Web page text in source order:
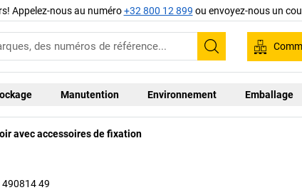
Appelez-nous au numéro+32 800 12 899 ou envoyez-nous un
Recherche
Manutention Environnement Emballage
avec accessoires de fixation
490814 49